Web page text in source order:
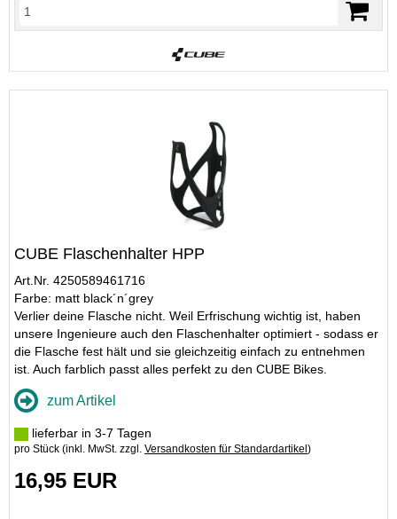
CUBE Flaschenhalter HPP
Art.Nr. 4250589461716
Farbe: matt black´n´grey
Verlier deine Flasche nicht. Weil Erfrischung wichtig ist, haben
unsere Ingenieure auch den Flaschenhalter optimiert - sodass er
die Flasche fest hält und sie gleichzeitig einfach zu entnehmen
ist. Auch farblich passt alles perfekt zu den CUBE Bikes.
zum Artikel
lieferbar in 3-7 Tagen
pro Stück (inkl. MwSt. zzgl. Versandkosten für Standardartikel)
16,95 EUR